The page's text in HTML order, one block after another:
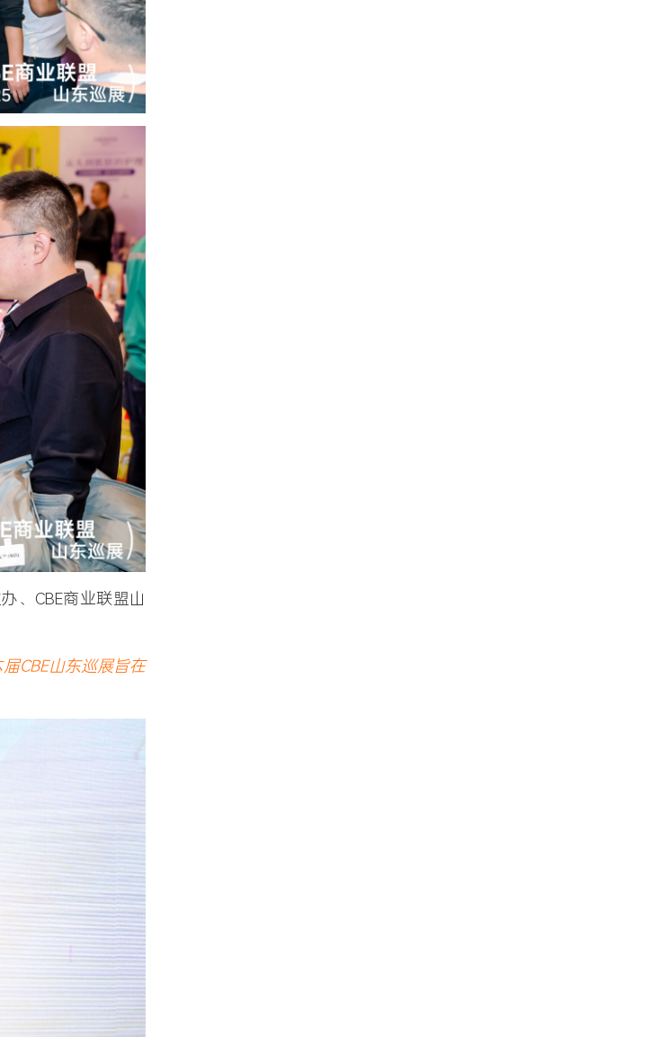
、CBE商业联盟山
CBE山东巡展旨在